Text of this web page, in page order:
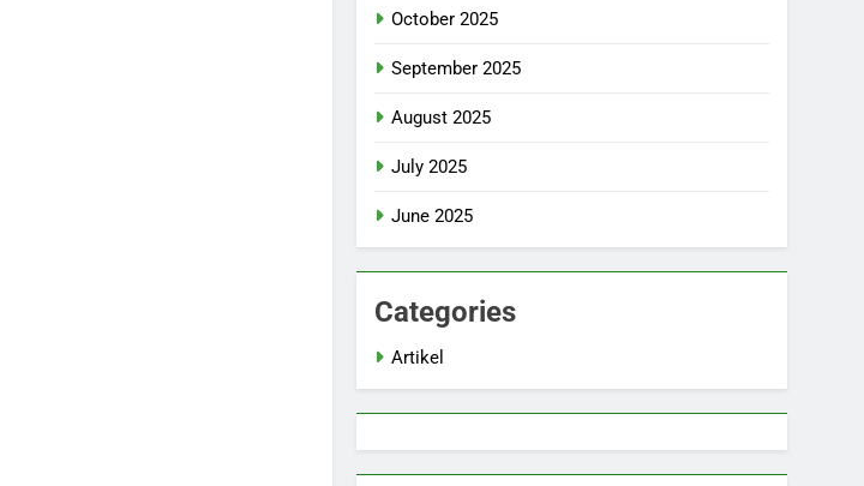
October 2025
September 2025
August 2025
July 2025
June 2025
Categories
Artikel